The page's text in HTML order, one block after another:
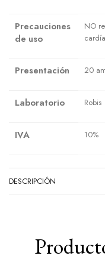
Precauciones
de uso
NO
Presentación 20
Laboratorio Robis
IVA 10%
DESCRIPCIÓN